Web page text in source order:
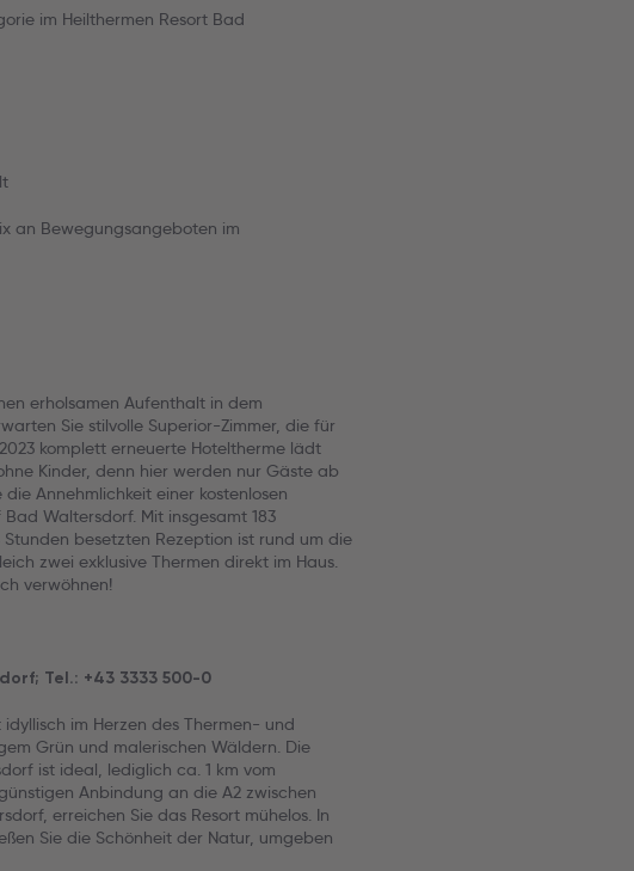
im Heilthermen Resort Bad
an Bewegungsangeboten im
erholsamen Aufenthalt in dem
Sie stilvolle Superior-Zimmer, die für
komplett erneuerte Hoteltherme lädt
Kinder, denn hier werden nur Gäste ab
Annehmlichkeit einer kostenlosen
Waltersdorf. Mit insgesamt 183
besetzten Rezeption ist rund um die
zwei exklusive Thermen direkt im Haus.
verwöhnen!
Tel.: +43 3333 500-0
im Herzen des Thermen- und
Grün und malerischen Wäldern. Die
ist ideal, lediglich ca. 1 km vom
Anbindung an die A2 zwischen
erreichen Sie das Resort mühelos. In
Sie die Schönheit der Natur, umgeben